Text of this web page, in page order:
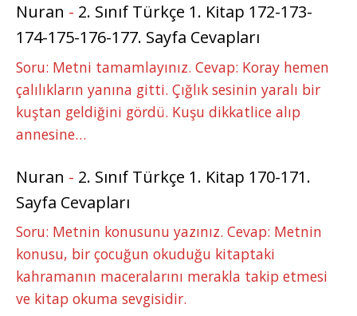
Nuran - 2. Sınıf Türkçe 1. Kitap 172-173-
174-175-176-177. Sayfa Cevapları
Soru: Metni tamamlayınız. Cevap: Koray hemen
çalılıkların yanına gitti. Çığlık sesinin yaralı bir
kuştan geldiğini gördü. Kuşu dikkatlice alıp
annesine…
Nuran - 2. Sınıf Türkçe 1. Kitap 170-171.
Sayfa Cevapları
Soru: Metnin konusunu yazınız. Cevap: Metnin
konusu, bir çocuğun okuduğu kitaptaki
kahramanın maceralarını merakla takip etmesi
ve kitap okuma sevgisidir.